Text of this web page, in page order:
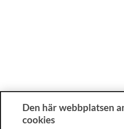
Den här webbplatsen
cookies